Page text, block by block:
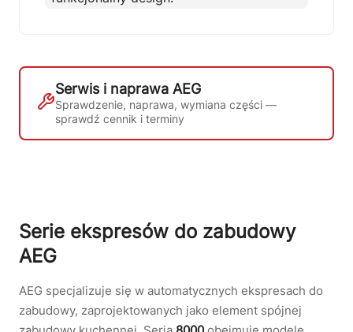
Serwis i naprawa AEG
Sprawdzenie, naprawa, wymiana części —
sprawdź cennik i terminy
Serie ekspresów do zabudowy
AEG
AEG specjalizuje się w automatycznych ekspresach do
zabudowy, zaprojektowanych jako element spójnej